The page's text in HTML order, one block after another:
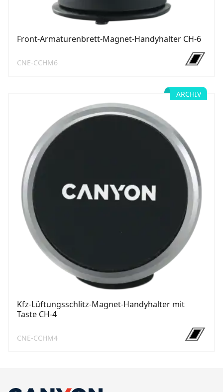
Front-Armaturenbrett-Magnet-Handyhalter CH-6
CNE-CCHM6
ARCHIV
Kfz-Lüftungsschlitz-Magnet-Handyhalter mit
Taste CH-4
CNE-CCHM4